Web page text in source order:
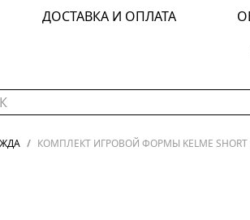
ДОСТАВКА И ОПЛАТА
КОМПЛЕКТ ИГРОВОЙ ФОРМЫ KELME SHORT